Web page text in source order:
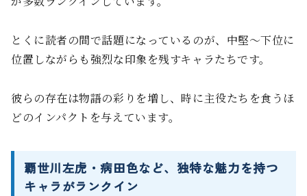
とくに読者の間で話題になっているのが、中堅〜下位に
位置しながらも強烈な印象を残すキャラたちです。
彼らの存在は物語の彩りを増し、時に主役たちを食うほ
どのインパクトを与えています。
覇世川左虎・病田色など、独特な魅力を持つ
キャラがランクイン